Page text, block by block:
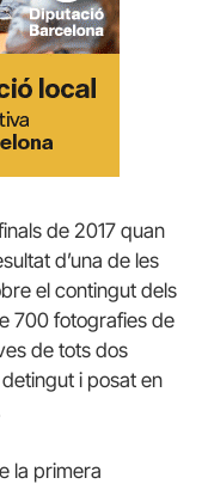
de 2017 quan
d’una de les
el contingut dels
700 fotografies de
de tots dos
i posat en
la primera